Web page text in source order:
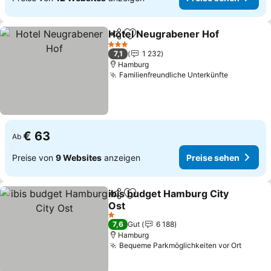
TeilenZu Favoriten hinzufügen
Hotel Neugrabener Hof
3 Sterne
7,1
1 232
Hamburg
Familienfreundliche UnterkünftePreise
Ab € 63
Preise von 9 Websites anzeigen Preise sehen
TeilenZu Favoriten hinzufügen
ibis budget Hamburg City
Ost
Preise sehen
1 Sterne
7,6 Gut
6 188
Hamburg
Bequeme Parkmöglichkeiten vor Ort